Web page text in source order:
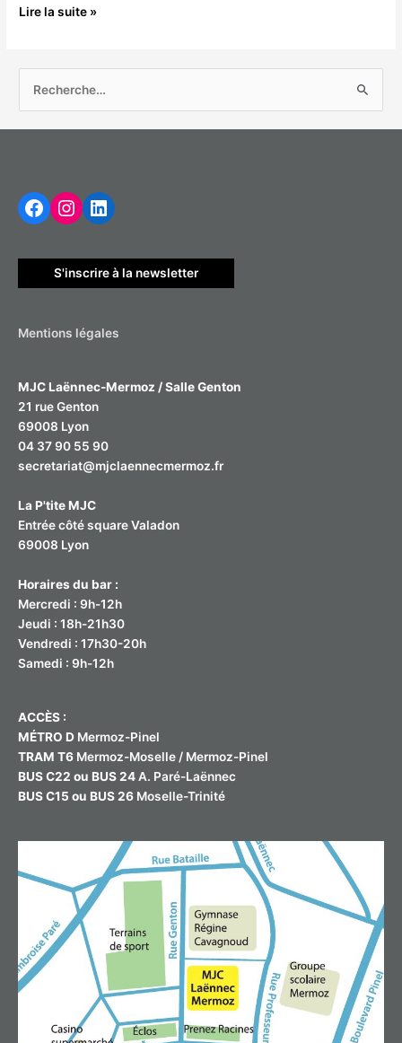
Lire la suite »
r
h
e
Facebook
Instagram
LinkedIn
S'inscrire à la newsletter
Mentions légales
MJC Laënnec-Mermoz / Salle Genton
21 rue Genton
69008 Lyon
04 37 90 55 90
secretariat@mjclaennecmermoz.fr
La P'tite MJC
Entrée côté square Valadon
69008 Lyon
Horaires du bar :
Mercredi : 9h-12h
Jeudi : 18h-21h30
Vendredi : 17h30-20h
Samedi : 9h-12h
ACCÈS :
MÉTRO D Mermoz-Pinel
TRAM T6 Mermoz-Moselle / Mermoz-Pinel
BUS C22 ou BUS 24A. Paré-Laënnec
BUS C15 ou BUS 26 Moselle-Trinité